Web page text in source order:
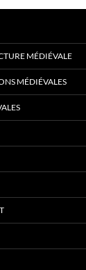
MÉDIÉVALE
MÉDIÉVALES